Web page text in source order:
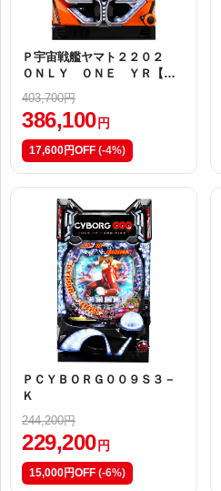
Ｐ宇宙戦艦ヤマト２２０２
ＯＮＬＹ ＯＮＥ ＹＲ【甘
403,700円
386,100 円
17,600円OFF (-4%)
ＰＣＹＢＯＲＧ００９Ｓ３－
Ｋ
244,200円
229,200 円
15,000円OFF (-6%)